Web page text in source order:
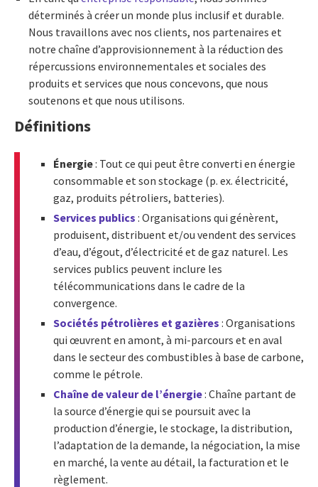
déterminés à créer un monde plus inclusif et durable.
Nous travaillons avec nos clients, nos partenaires et
notre chaîne d’approvisionnement à la réduction des
répercussions environnementales et sociales des
produits et services que nous concevons, que nous
soutenons et que nous utilisons.
Définitions
Énergie: Tout ce qui peut être converti en énergie
consommable et son stockage (p. ex. électricité,
gaz, produits pétroliers, batteries).
Services publics : Organisations qui génèrent,
produisent, distribuent et/ou vendent des services
d’eau, d’égout, d’électricité et de gaz naturel. Les
services publics peuvent inclure les
télécommunications dans le cadre de la
convergence.
Sociétés pétrolières et gazières : Organisations
qui œuvrent en amont, à mi-parcours et en aval
dans le secteur des combustibles à base de carbone,
comme le pétrole.
Chaîne de valeur de l’énergie: Chaîne partant de
la source d’énergie qui se poursuit avec la
production d’énergie, le stockage, la distribution,
l’adaptation de la demande, la négociation, la mise
en marché, la vente au détail, la facturation et le
règlement.